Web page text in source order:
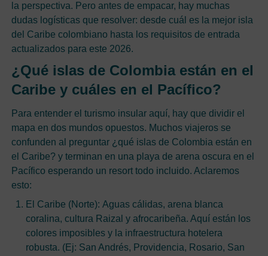
la perspectiva. Pero antes de empacar, hay muchas
dudas logísticas que resolver: desde cuál es la mejor isla
del Caribe colombiano hasta los requisitos de entrada
actualizados para este 2026.
¿Qué islas de Colombia están en el
Caribe y cuáles en el Pacífico?
Para entender el turismo insular aquí, hay que dividir el
mapa en dos mundos opuestos. Muchos viajeros se
confunden al preguntar ¿qué islas de Colombia están en
el Caribe? y terminan en una playa de arena oscura en el
Pacífico esperando un resort todo incluido. Aclaremos
esto:
El Caribe (Norte): Aguas cálidas, arena blanca
coralina, cultura Raizal y afrocaribeña. Aquí están los
colores imposibles y la infraestructura hotelera
robusta. (Ej: San Andrés, Providencia, Rosario, San